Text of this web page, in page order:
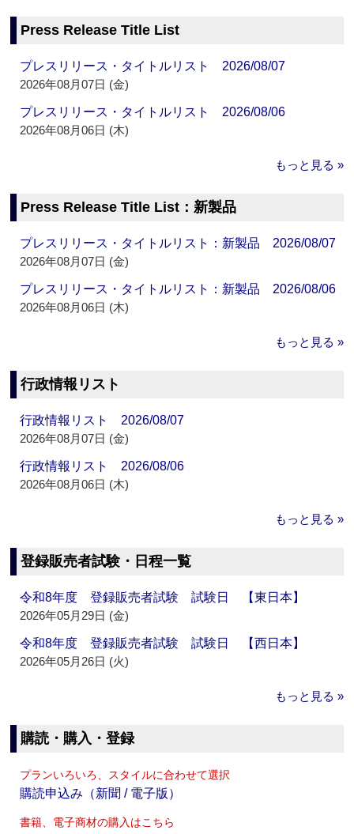
Press Release Title List
プレスリリース・タイトルリスト 2026/08/07
2026年08月07日 (金)
プレスリリース・タイトルリスト 2026/08/06
2026年08月06日 (木)
もっと見る »
Press Release Title List：新製品
プレスリリース・タイトルリスト：新製品 2026/08/07
2026年08月07日 (金)
プレスリリース・タイトルリスト：新製品 2026/08/06
2026年08月06日 (木)
もっと見る »
行政情報リスト
行政情報リスト 2026/08/07
2026年08月07日 (金)
行政情報リスト 2026/08/06
2026年08月06日 (木)
もっと見る »
登録販売者試験・日程一覧
令和8年度 登録販売者試験 試験日 【東日本】
2026年05月29日 (金)
令和8年度 登録販売者試験 試験日 【西日本】
2026年05月26日 (火)
もっと見る »
購読・購入・登録
プランいろいろ、スタイルに合わせて選択
購読申込み（新聞 / 電子版）
書籍、電子商材の購入はこちら